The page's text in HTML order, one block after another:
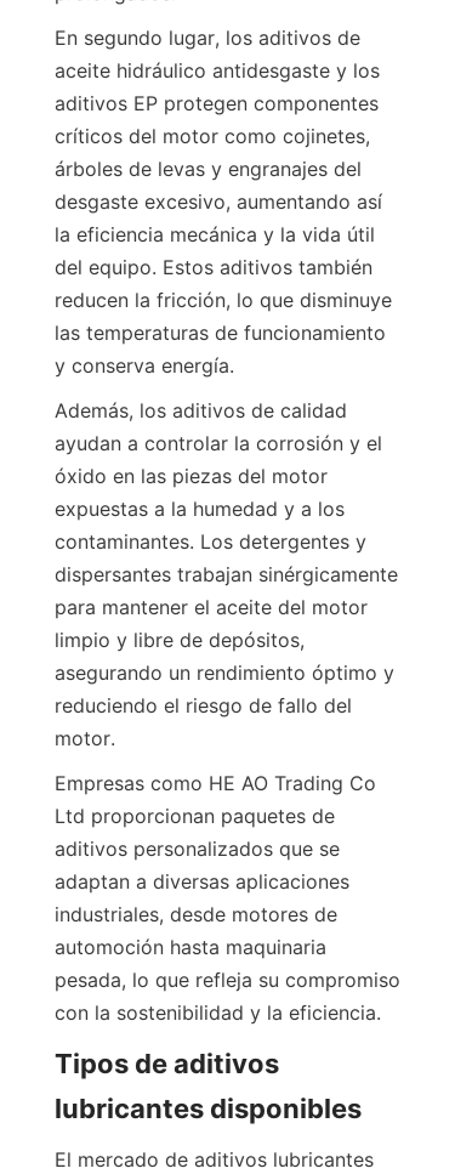
En segundo lugar, los aditivos de
aceite hidráulico antidesgaste y los
aditivos EP protegen componentes
críticos del motor como cojinetes,
árboles de levas y engranajes del
desgaste excesivo, aumentando así
la eficiencia mecánica y la vida útil
del equipo. Estos aditivos también
reducen la fricción, lo que disminuye
las temperaturas de funcionamiento
Además, los aditivos de calidad
ayudan a controlar la corrosión y el
óxido en las piezas del motor
expuestas a la humedad y a los
contaminantes. Los detergentes y
dispersantes trabajan sinérgicamente
para mantener el aceite del motor
limpio y libre de depósitos,
asegurando un rendimiento óptimo y
reduciendo el riesgo de fallo del
Empresas como HE AO Trading Co
Ltd proporcionan paquetes de
aditivos personalizados que se
adaptan a diversas aplicaciones
industriales, desde motores de
automoción hasta maquinaria
pesada, lo que refleja su compromiso
Tipos de aditivos
El mercado de aditivos lubricantes